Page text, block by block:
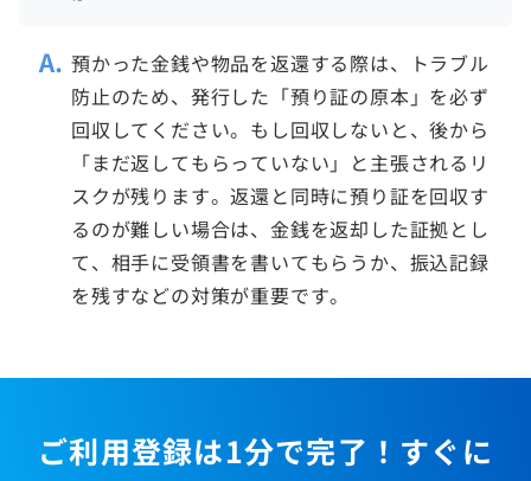
預かった金銭や物品を返還する際は、トラブル
防止のため、発行した「預り証の原本」を必ず
回収してください。もし回収しないと、後から
「まだ返してもらっていない」と主張されるリ
スクが残ります。返還と同時に預り証を回収す
るのが難しい場合は、金銭を返却した証拠とし
て、相手に受領書を書いてもらうか、振込記録
を残すなどの対策が重要です。
ご利用登録は1分で完了！すぐに